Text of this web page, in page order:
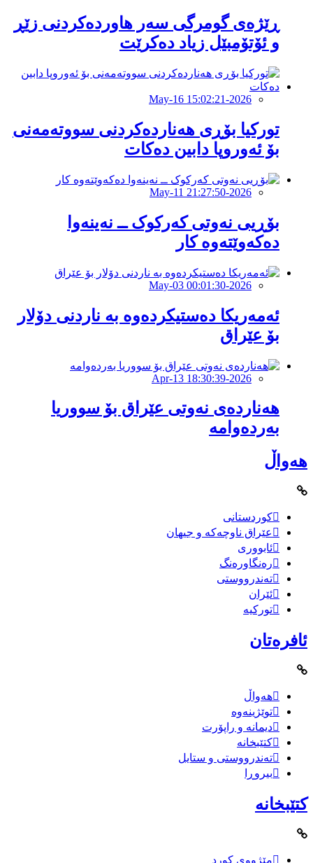
ڕێژەی گومرگی سەر هاوردەکردنی زێڕ
و ئۆتۆمبێل زیاد دەكرێت
2026-May-16 15:02:21
تورکیا بۆڕی هەناردەکردنی سووتەمەنی
بۆ ئەوروپا دابین دەكات
2026-May-11 21:27:50
بۆڕیی نەوتی کەرکوک ــ نەینەوا
دەکەوێتەوە کار
2026-May-03 00:01:30
ئەمەریكا دەستیكردەوە بە ناردنی دۆلار
بۆ عێراق
2026-Apr-13 18:30:39
هەناردەی نەوتی عێراق بۆ سووریا
بەردەوامە
هەواڵ
کوردستانی
عێراق ناوچەکە و جیهان
ئابووری
رەنگاورەنگ
تەندرووستی
ئێران
تورکیە
ئافرەتان
هەواڵ
توێژینەوە
دیمانە و راپۆرت
کتێبخانە
تەندرووستی و ستایل
بیروڕا
کتێبخانە
مێژووى کورد